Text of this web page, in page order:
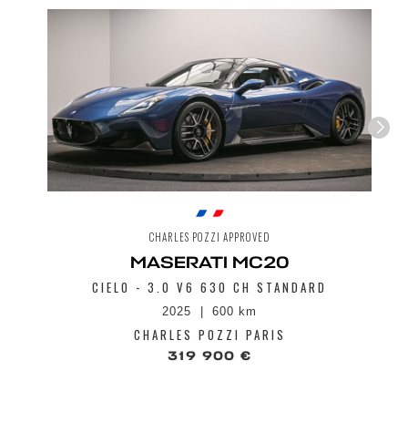
CHARLES POZZI APPROVED
MASERATI MC20
CIELO - 3.0 V6 630 CH STANDARD
2025 600 km
CHARLES POZZI PARIS
319 900 €